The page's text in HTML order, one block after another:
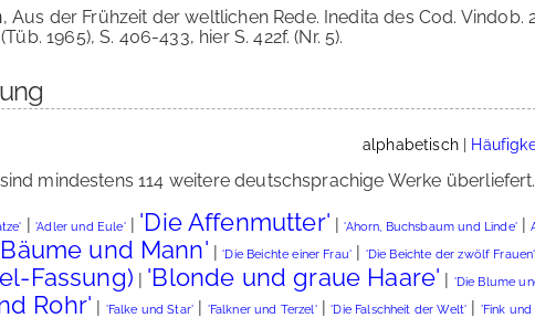
, Aus der Frühzeit der weltlichen Rede. Inedita des Cod.
1965), S. 406-433, hier S. 422f. (Nr. 5).
alphabetisch|
mindestens 114 weitere deutschsprachige Werke überliefert.
|'Adler und Eule'| 'Die Affenmutter' |'Ahorn, Buchsbaum und Linde'|
und Mann' |'Die Beichte einer Frau' | 'Die Beichte der zwölf Frauen'
Fassung) | 'Blonde und graue Haare' | 'Die Blume
Rohr' | 'Falke und Star' | 'Falkner und Terzel'|'Die Falschheit der Welt' | 'Fink